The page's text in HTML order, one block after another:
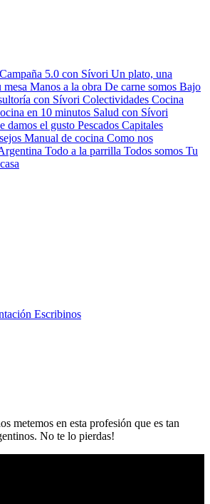
Campaña 5.0 con Sívori Un plato, una
Manos a la obra De carne somos Bajo
con Sívori Colectividades Cocina
en 10 minutos Salud con Sívori
damos el gusto Pescados Capitales
Manual de cocina Como nos
Todo a la parrilla Todos somos Tu
Escribinos
metemos en esta profesión que es tan
No te lo pierdas!